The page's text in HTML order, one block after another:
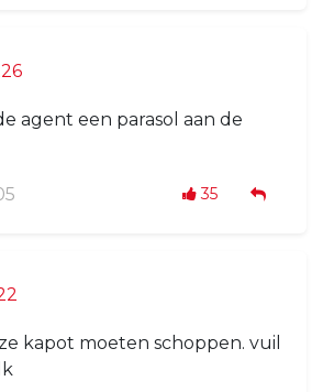
agent een parasol aan de
35
kapot moeten schoppen. vuil